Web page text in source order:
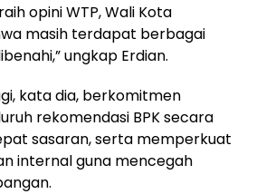
opini WTP, Wali Kota
masih terdapat berbagai
ungkap Erdian.
kata dia, berkomitmen
rekomendasi BPK secara
sasaran, serta memperkuat
internal guna mencegah